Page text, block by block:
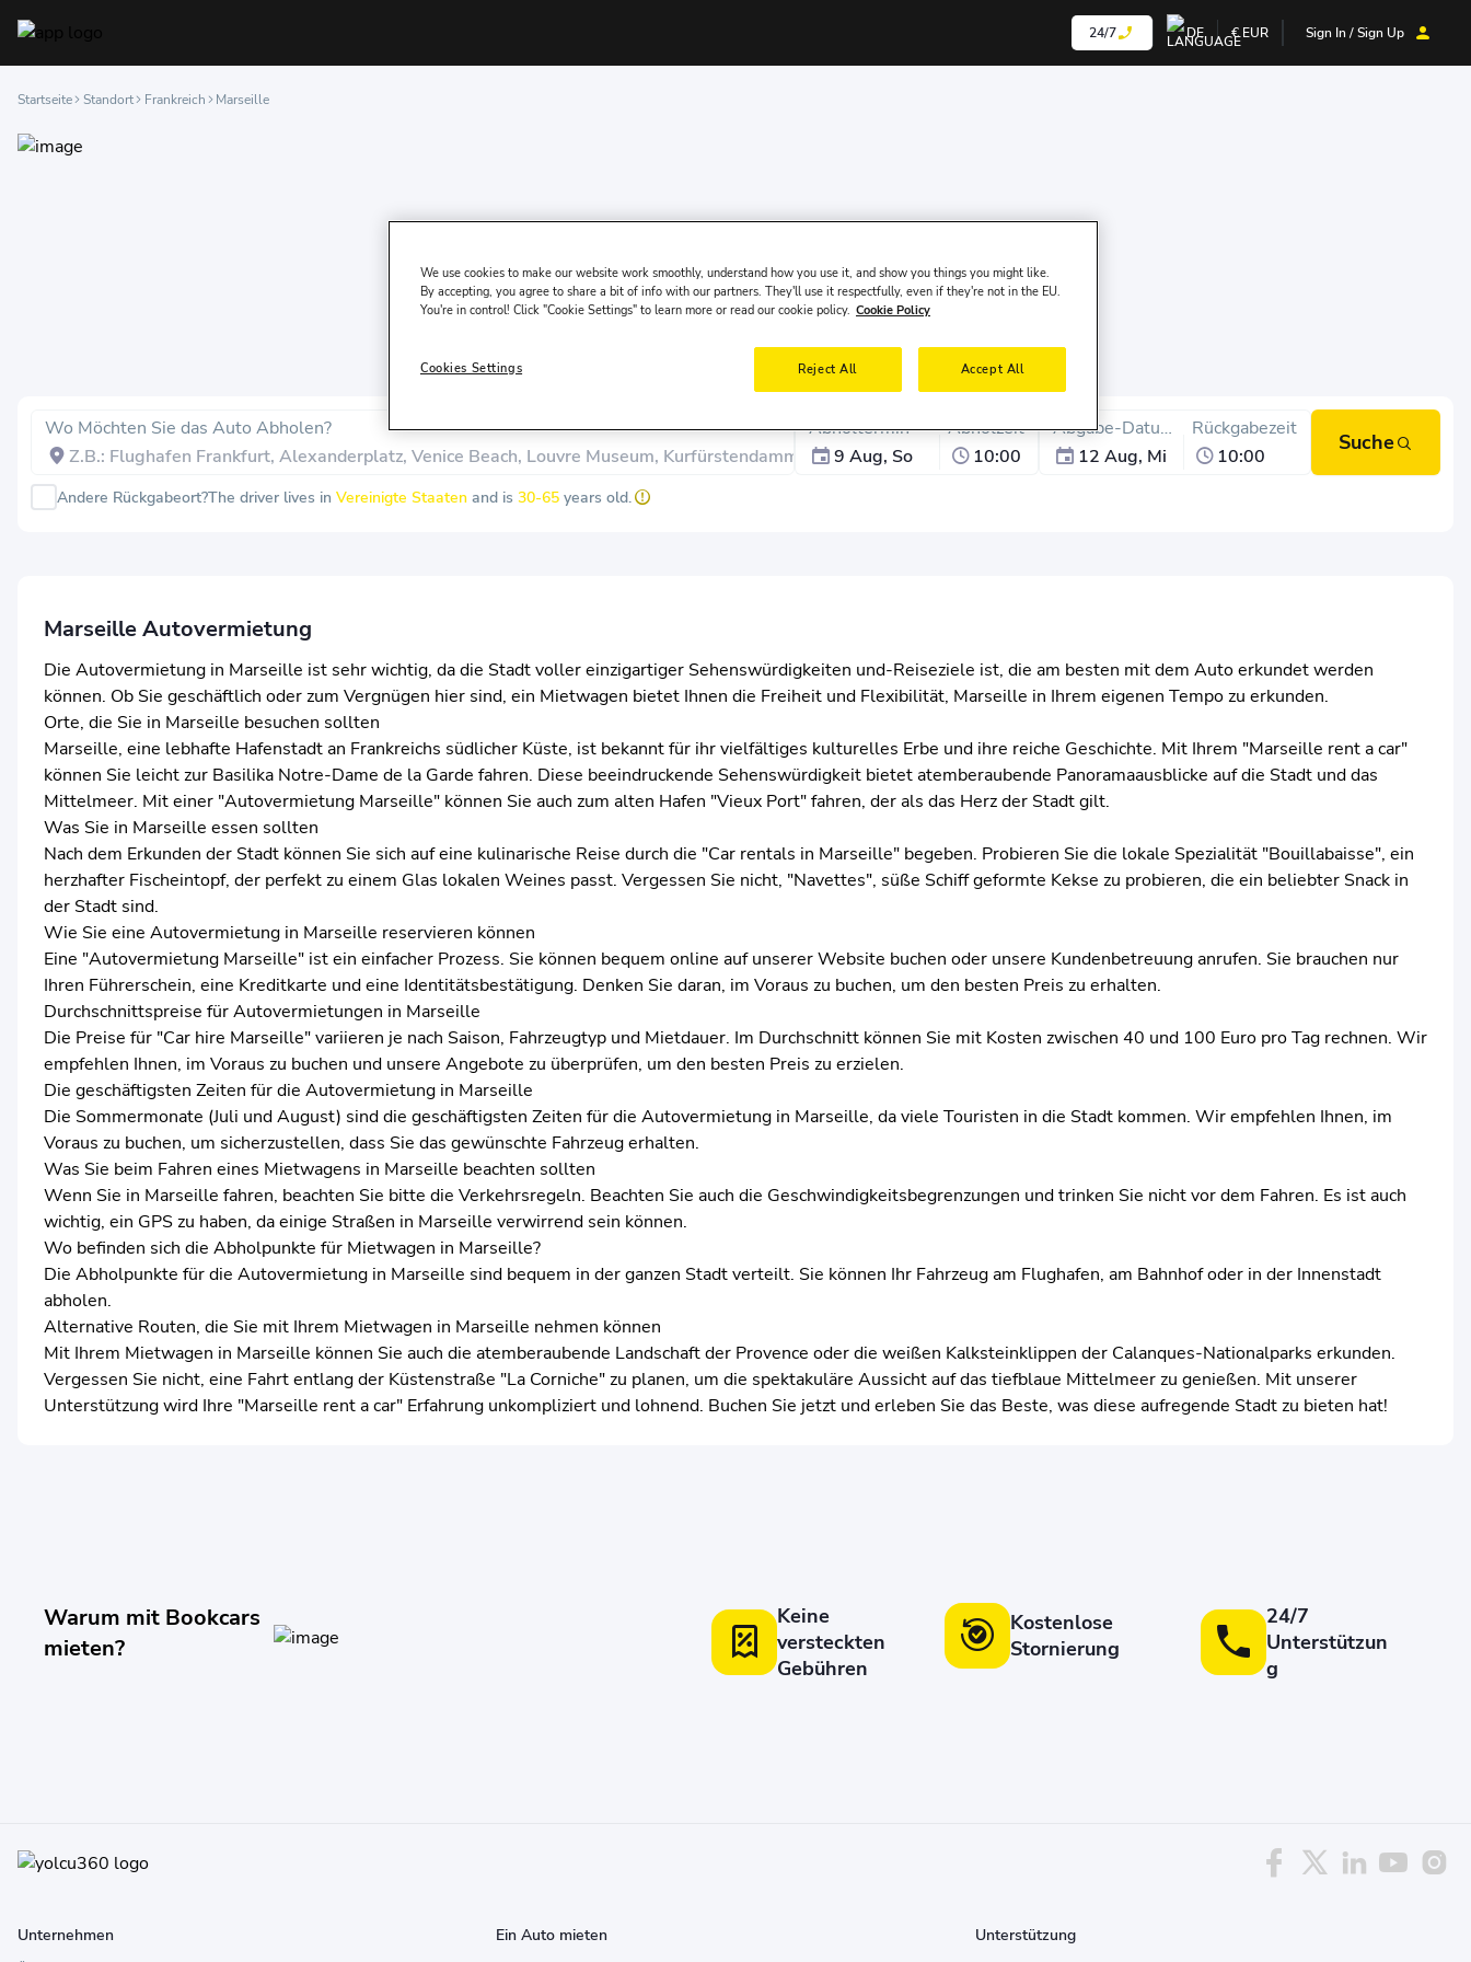
24/7 DE € EUR Sign In / Sign Up
Startseite Standort Frankreich Marseille
Wo Möchten Sie das Auto Abholen?
Abholtermin
9 Aug, So
Abholzeit
10:00
Abgabe-Datum
12 Aug, Mi
Rückgabezeit
10:00
Suche
Andere Rückgabeort?The driver lives in Vereinigte Staaten and is 30-65 years old.
Marseille Autovermietung
Die Autovermietung in Marseille ist sehr wichtig, da die Stadt voller einzigartiger Sehenswürdigkeiten und-Reiseziele ist, die am besten mit dem Auto erkundet werden
können. Ob Sie geschäftlich oder zum Vergnügen hier sind, ein Mietwagen bietet Ihnen die Freiheit und Flexibilität, Marseille in Ihrem eigenen Tempo zu erkunden.
Orte, die Sie in Marseille besuchen sollten
Marseille, eine lebhafte Hafenstadt an Frankreichs südlicher Küste, ist bekannt für ihr vielfältiges kulturelles Erbe und ihre reiche Geschichte. Mit Ihrem "Marseille rent a car"
können Sie leicht zur Basilika Notre-Dame de la Garde fahren. Diese beeindruckende Sehenswürdigkeit bietet atemberaubende Panoramaausblicke auf die Stadt und das
Mittelmeer. Mit einer "Autovermietung Marseille" können Sie auch zum alten Hafen "Vieux Port" fahren, der als das Herz der Stadt gilt.
Was Sie in Marseille essen sollten
Nach dem Erkunden der Stadt können Sie sich auf eine kulinarische Reise durch die "Car rentals in Marseille" begeben. Probieren Sie die lokale Spezialität "Bouillabaisse", ein
herzhafter Fischeintopf, der perfekt zu einem Glas lokalen Weines passt. Vergessen Sie nicht, "Navettes", süße Schiff geformte Kekse zu probieren, die ein beliebter Snack in
der Stadt sind.
Wie Sie eine Autovermietung in Marseille reservieren können
Eine "Autovermietung Marseille" ist ein einfacher Prozess. Sie können bequem online auf unserer Website buchen oder unsere Kundenbetreuung anrufen. Sie brauchen nur
Ihren Führerschein, eine Kreditkarte und eine Identitätsbestätigung. Denken Sie daran, im Voraus zu buchen, um den besten Preis zu erhalten.
Durchschnittspreise für Autovermietungen in Marseille
Die Preise für "Car hire Marseille" variieren je nach Saison, Fahrzeugtyp und Mietdauer. Im Durchschnitt können Sie mit Kosten zwischen 40 und 100 Euro pro Tag rechnen. Wir
empfehlen Ihnen, im Voraus zu buchen und unsere Angebote zu überprüfen, um den besten Preis zu erzielen.
Die geschäftigsten Zeiten für die Autovermietung in Marseille
Die Sommermonate (Juli und August) sind die geschäftigsten Zeiten für die Autovermietung in Marseille, da viele Touristen in die Stadt kommen. Wir empfehlen Ihnen, im
Voraus zu buchen, um sicherzustellen, dass Sie das gewünschte Fahrzeug erhalten.
Was Sie beim Fahren eines Mietwagens in Marseille beachten sollten
Wenn Sie in Marseille fahren, beachten Sie bitte die Verkehrsregeln. Beachten Sie auch die Geschwindigkeitsbegrenzungen und trinken Sie nicht vor dem Fahren. Es ist auch
wichtig, ein GPS zu haben, da einige Straßen in Marseille verwirrend sein können.
Wo befinden sich die Abholpunkte für Mietwagen in Marseille?
Die Abholpunkte für die Autovermietung in Marseille sind bequem in der ganzen Stadt verteilt. Sie können Ihr Fahrzeug am Flughafen, am Bahnhof oder in der Innenstadt
abholen.
Alternative Routen, die Sie mit Ihrem Mietwagen in Marseille nehmen können
Mit Ihrem Mietwagen in Marseille können Sie auch die atemberaubende Landschaft der Provence oder die weißen Kalksteinklippen der Calanques-Nationalparks erkunden.
Vergessen Sie nicht, eine Fahrt entlang der Küstenstraße "La Corniche" zu planen, um die spektakuläre Aussicht auf das tiefblaue Mittelmeer zu genießen. Mit unserer
Unterstützung wird Ihre "Marseille rent a car" Erfahrung unkompliziert und lohnend. Buchen Sie jetzt und erleben Sie das Beste, was diese aufregende Stadt zu bieten hat!
Warum mit Bookcars
mieten?
Keine
versteckten
Gebühren
Kostenlose
Stornierung
24/7
Unterstützun
g
Unternehmen Ein Auto mieten Unterstützung
We use cookies to make our website work smoothly, understand how you use it, and show you things you might like.
By accepting, you agree to share a bit of info with our partners. They'll use it respectfully, even if they're not in the EU.
You're in control! Click "Cookie Settings" to learn more or read our cookie policy. Cookie Policy
Reject All Accept All
Cookies Settings